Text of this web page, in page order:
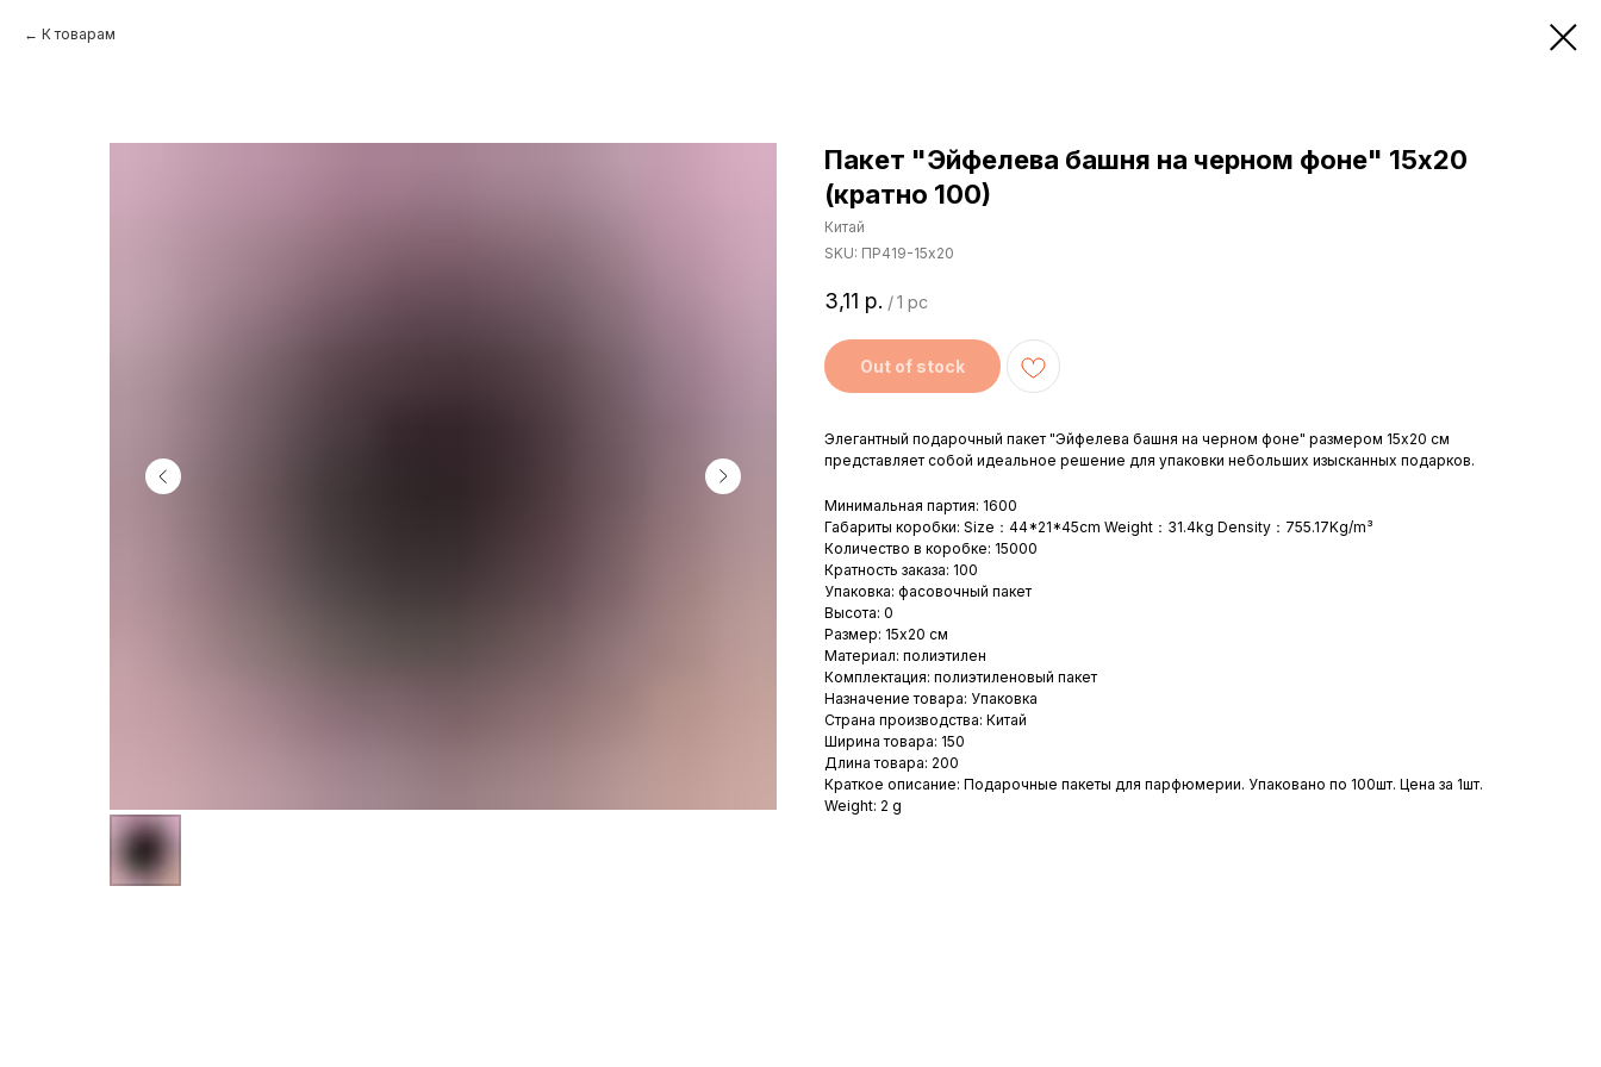
К товарам
Пакет "Эйфелева башня на черном фоне" 15х20
(кратно 100)
Китай
SKU: ПР419-15х20
3,11 р. /1 pc
Out of stock
Элегантный подарочный пакет "Эйфелева башня на черном фоне" размером 15x20 см
представляет собой идеальное решение для упаковки небольших изысканных подарков.
Минимальная партия: 1600
Габариты коробки: Size：44*21*45cm Weight：31.4kg Density：755.17Kg/m³
Количество в коробке: 15000
Кратность заказа: 100
Упаковка: фасовочный пакет
Высота: 0
Размер: 15х20 см
Материал: полиэтилен
Комплектация: полиэтиленовый пакет
Назначение товара: Упаковка
Страна производства: Китай
Ширина товара: 150
Длина товара: 200
Краткое описание: Подарочные пакеты для парфюмерии. Упаковано по 100шт. Цена за 1шт.
Weight: 2 g